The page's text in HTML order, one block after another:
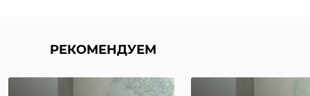
РЕКОМЕНДУЕМ